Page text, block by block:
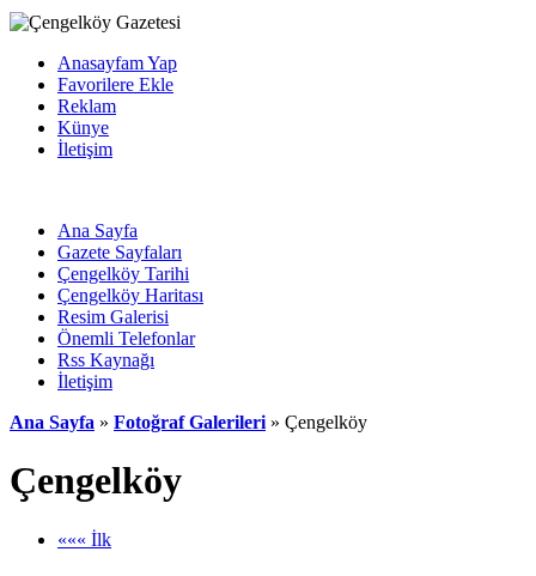
Anasayfam Yap
Favorilere Ekle
Reklam
Künye
İletişim
Ana Sayfa
Gazete Sayfaları
Çengelköy Tarihi
Çengelköy Haritası
Resim Galerisi
Önemli Telefonlar
Rss Kaynağı
İletişim
Ana Sayfa » Fotoğraf Galerileri » Çengelköy
Çengelköy
««« İlk